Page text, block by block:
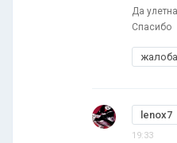
Да
Спасибо
жалоба
lenox7
19:33